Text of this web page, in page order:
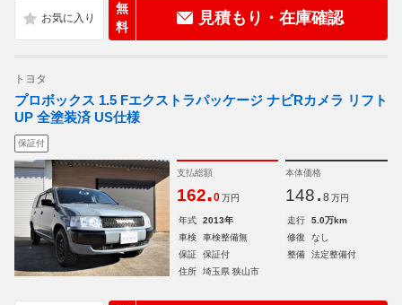
無
料
見積もり・在庫確認
トヨタ
プロボックス 1.5 Fエクストラパッケージ ナビRカメラ リフト
UP 全塗装済 US仕様
保証付
支払総額
162.0 万円
本体価格
148. 8 万円
年式 2013年 走行
5.0万km
車検
車検整備無 修復
なし
保証
保証付 整備
法定整備付
住所
埼玉県 狭山市